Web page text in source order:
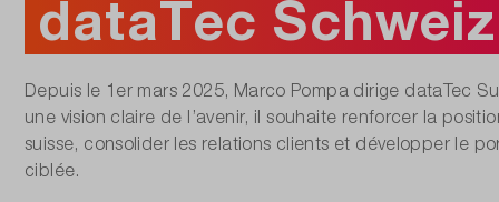
dataTec
Depuis le 1er mars 2025, Marco Pompa dirige dataTec
une vision claire de l’avenir, il souhaite renforcer la
suisse, consolider les relations clients et développer le
ciblée.